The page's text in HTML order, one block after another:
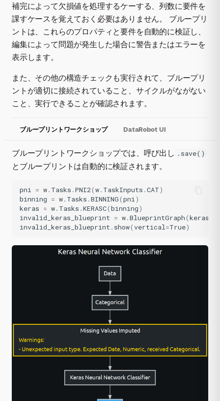
補完によって欠損値を処理するケーする、列数に要件を
課すケースを覚えておく必要はありません。 ブループリ
ントは、これらのプロパティと要件を自動的に検証し、
編集によって問題が発生した場合に警告またはエラーを
表示します。
また、その他の構造チェックも実行されて、ブループリ
ントが適切に接続されていること、サイクルがながない
こと、実行できることが確認されます。
ブループリントワークショップ DataRobot UI
ブループリントワークショップでは、呼び出し .save()
とブループリントは自動的に検証されます。
pni = w. Tasks .PNI2(w. TaskInputs .CAT)
binning = w. Tasks .BINNING(pni)
keras = w. Tasks .KERASC(binning)
invalid_keras_blueprint = w.BlueprintGraph(keras
invalid_keras_blueprint . show(vertical=True)